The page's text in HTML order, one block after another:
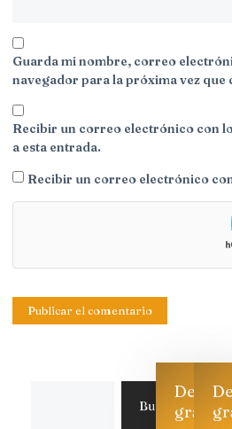
Guarda mi nombre, correo
navegador para la próxima vez que
Recibir un correo electrónico con
a esta entrada.
Recibir un correo electrónico
Buscar gratis